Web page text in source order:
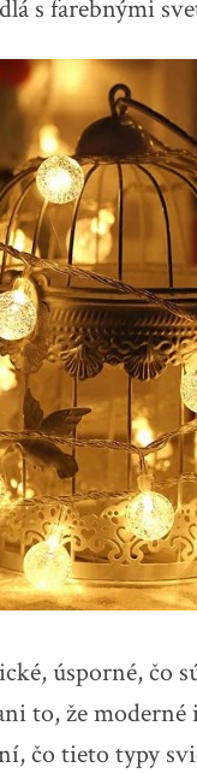
s farebnými
úsporné, čo
to, že
čo tieto typy